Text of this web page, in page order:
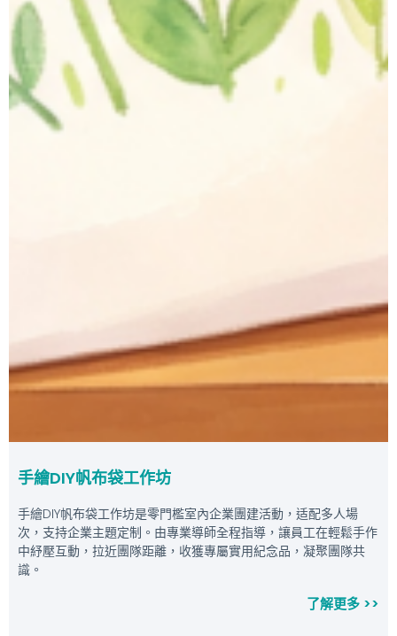
手繪DIY帆布袋工作坊
手繪DIY帆布袋工作坊是零門檻室內企業團建活動，适配多人場
次，支持企業主題定制。由專業導師全程指導，讓員工在輕鬆手作
中紓壓互動，拉近團隊距離，收獲專屬實用紀念品，凝聚團隊共
識。
了解更多 >>